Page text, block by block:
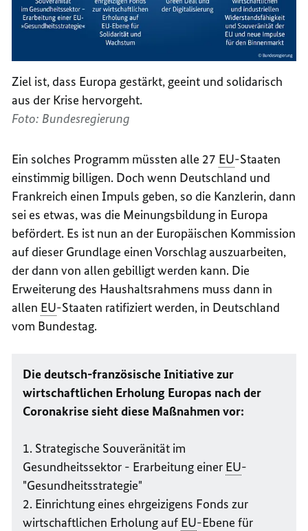
Ziel ist, dass Europa gestärkt, geeint und solidarisch
aus der Krise hervorgeht.
Foto: Bundesregierung
Ein solches Programm müssten alle 27 EU-Staaten
einstimmig billigen. Doch wenn Deutschland und
Frankreich einen Impuls geben, so die Kanzlerin, dann
sei es etwas, was die Meinungsbildung in Europa
befördert. Es ist nun an der Europäischen Kommission
auf dieser Grundlage einen Vorschlag auszuarbeiten,
der dann von allen gebilligt werden kann. Die
Erweiterung des Haushaltsrahmens muss dann in
allen EU-Staaten ratifiziert werden, in Deutschland
vom Bundestag.
Die deutsch-französische Initiative zur
wirtschaftlichen Erholung Europas nach der
Coronakrise sieht diese Maßnahmen vor:
1. Strategische Souveränität im
Gesundheitssektor - Erarbeitung einer EU-
"Gesundheitsstrategie"
2. Einrichtung eines ehrgeizigens Fonds zur
wirtschaftlichen Erholung auf EU-Ebene für